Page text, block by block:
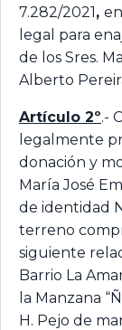
7.282/2021,
legal para
de los Sres.
Alberto
Artículo 2º.-
legalmente
donación y
María José
de identidad
terreno
siguiente
Barrio La
la Manzana
H. Pejo de